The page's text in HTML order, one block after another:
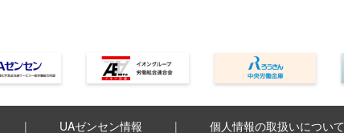
UAゼンセン情報 個人情報の取扱いについて